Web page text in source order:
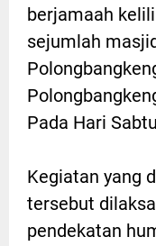
berjamaah
sejumlah
Pada Hari
Kegiatan yang
tersebut
pendekatan